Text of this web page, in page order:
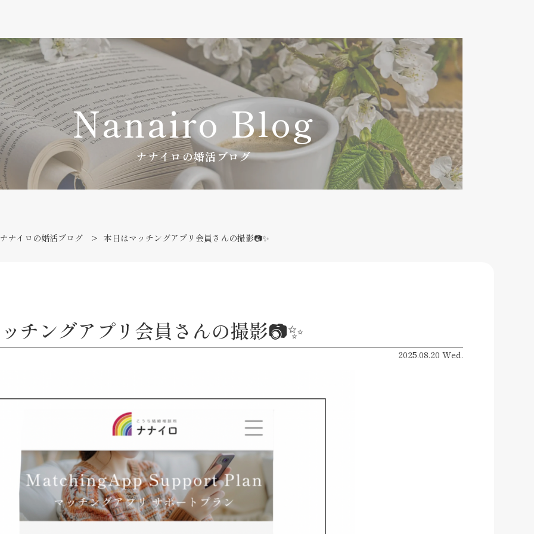
Nanairo Blog
ナナイロの婚活ブログ
ナナイロの婚活ブログ 本日はマッチングアプリ会員さんの撮影📷✨
チングアプリ会員さんの撮影📷✨
2025.08.20 Wed.